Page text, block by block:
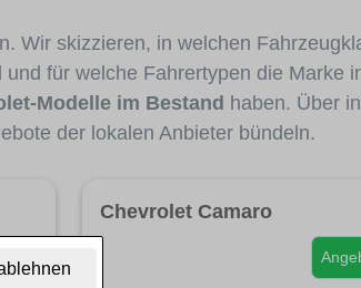
Wir skizzieren, in welchen
für welche Fahrertypen die Marke
Modelle im Bestand haben. Über
der lokalen Anbieter bündeln.
Chevrolet Camaro